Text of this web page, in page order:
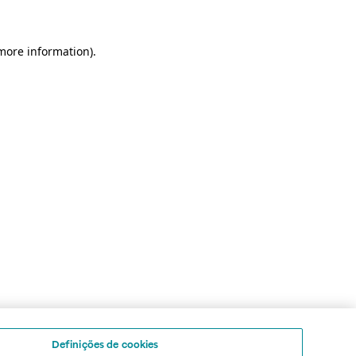
information).
Definições de cookies